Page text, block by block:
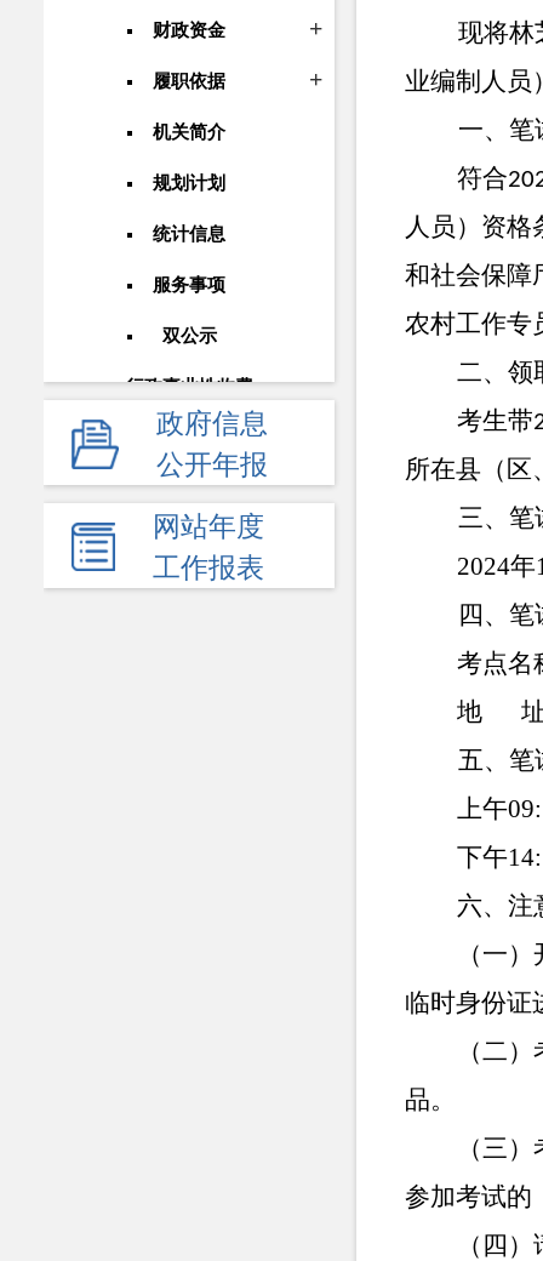
财政资金
履职依据
机关简介
规划计划
统计信息
服务事项
双公示
行政事业性收费
政府采购
重大建设项目
民生领域
应急管理
政府信息
公开年报
网站年度
工作报表
现将林
业编制人员
一、笔
符合
人员）资格
和社会保障
农村工作专
二、领
考生带
所在县（区
三、笔
2024年
四、笔
考点名
地
五、笔
上午
下午
六、注
（一
临时身份证
（二
品。
（三
参加考试的
（四